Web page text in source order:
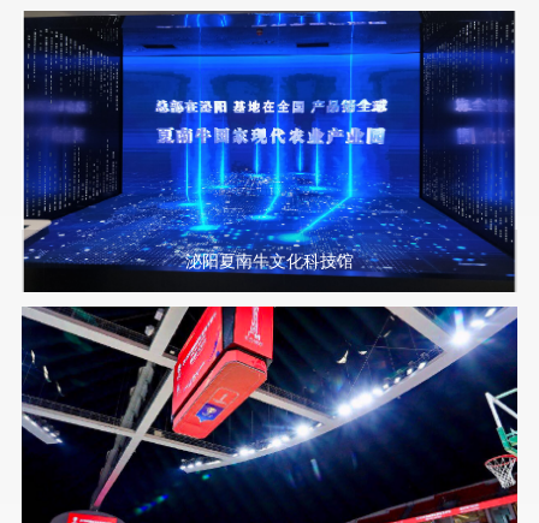
泌阳夏南牛文化科技馆